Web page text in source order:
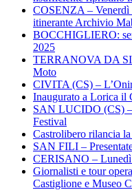
COSENZA – Venerdì
itinerante Archivio
BOCCHIGLIERO:
2025
TERRANOVA DA
Moto
CIVITA (CS) –
Inaugurato a Lorica il
SAN LUCIDO (CS) –
Festival
Castrolibero rilancia
SAN FILI –
CERISANO – Lunedì
Giornalisti e tour
Castiglione e Museo